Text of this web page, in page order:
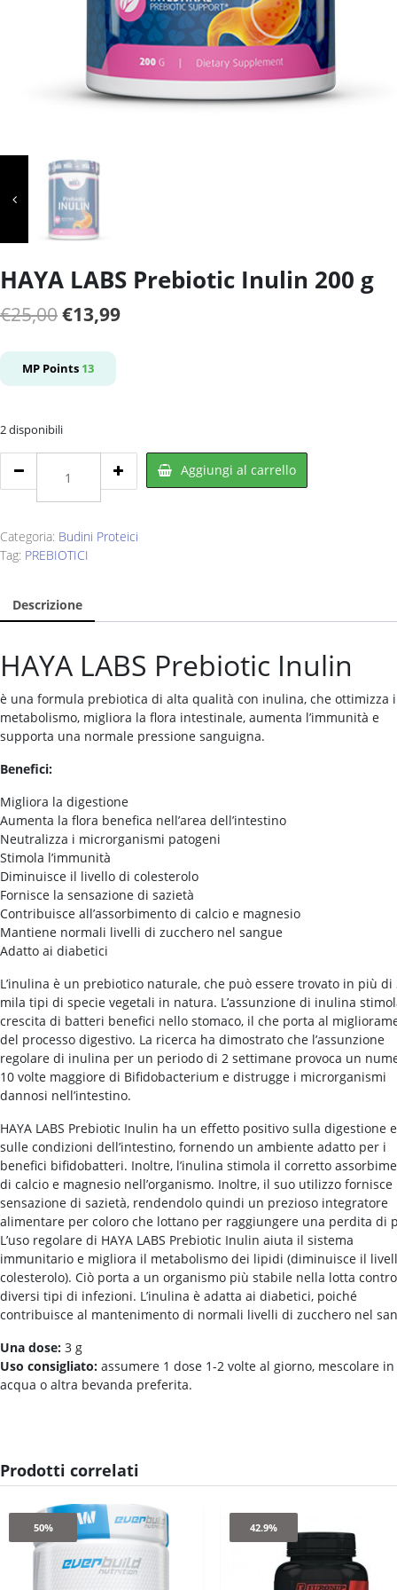
HAYA LABS Prebiotic Inulin 200 g
€25,00Il
originale
€25,00.
€13,99Il
MP Points 13
2 disponibili
Prebiotic
200
g
Aggiungi al carrello
Categoria: Budini Proteici
Tag: PREBIOTICI
Descrizione
HAYA LABS Prebiotic Inulin
è una formula prebiotica di alta qualità con inulina, che ottimizza
metabolismo, migliora la flora intestinale, aumenta l’immunità e
supporta una normale pressione sanguigna.
Benefici:
Migliora la digestione
Aumenta la flora benefica nell’area dell’intestino
Neutralizza i microrganismi patogeni
Stimola l’immunità
Diminuisce il livello di colesterolo
Fornisce la sensazione di sazietà
Contribuisce all’assorbimento di calcio e magnesio
Mantiene normali livelli di zucchero nel sangue
Adatto ai diabetici
L’inulina è un prebiotico naturale, che può essere trovato in più di
mila tipi di specie vegetali in natura. L’assunzione di inulina
crescita di batteri benefici nello stomaco, il che porta al
del processo digestivo. La ricerca ha dimostrato che l’assunzione
regolare di inulina per un periodo di 2 settimane provoca un
10 volte maggiore di Bifidobacterium e distrugge i microrganismi
dannosi nell’intestino.
HAYA LABS Prebiotic Inulin ha un effetto positivo sulla digestione e
sulle condizioni dell’intestino, fornendo un ambiente adatto per i
benefici bifidobatteri. Inoltre, l’inulina stimola il corretto
di calcio e magnesio nell’organismo. Inoltre, il suo utilizzo fornisce
sensazione di sazietà, rendendolo quindi un prezioso integratore
alimentare per coloro che lottano per raggiungere una perdita di
L’uso regolare di HAYA LABS Prebiotic Inulin aiuta il sistema
immunitario e migliora il metabolismo dei lipidi (diminuisce il
colesterolo). Ciò porta a un organismo più stabile nella lotta contro
diversi tipi di infezioni. L’inulina è adatta ai diabetici, poiché
contribuisce al mantenimento di normali livelli di zucchero nel
Una dose: 3 g
Uso consigliato: assumere 1 dose 1-2 volte al giorno, mescolare in
acqua o altra bevanda preferita.
Prodotti correlati
50% 42.9%